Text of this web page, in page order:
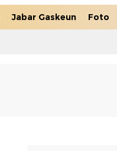
Jabar Gaskeun Foto